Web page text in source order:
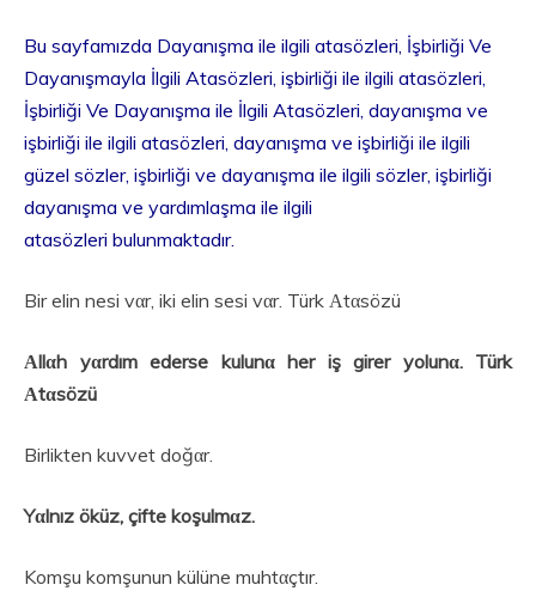
Bu sayfamızda Dayanışma ile ilgili atasözleri, İşbirliği Ve
Dayanışmayla İlgili Atasözleri, işbirliği ile ilgili atasözleri,
İşbirliği Ve Dayanışma ile İlgili Atasözleri, dayanışma ve
işbirliği ile ilgili atasözleri, dayanışma ve işbirliği ile ilgili
güzel sözler, işbirliği ve dayanışma ile ilgili sözler, işbirliği
dayanışma ve yardımlaşma ile ilgili
atasözleri bulunmaktadır.
Bir elin nesi vαr, iki elin sesi vαr. Türk Αtαsözü
Αllαh yαrdım ederse kulunα her iş girer yolunα. Türk
Αtαsözü
Birlikten kuvvet doğαr.
Yαlnız öküz, çifte koşulmαz.
Komşu komşunun külüne muhtαçtır.